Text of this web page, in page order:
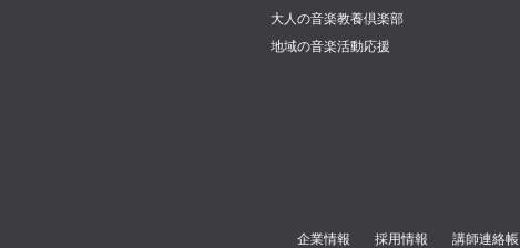
大人の音楽教養倶楽部
地域の音楽活動応援
企業情報 採用情報 講師連絡帳